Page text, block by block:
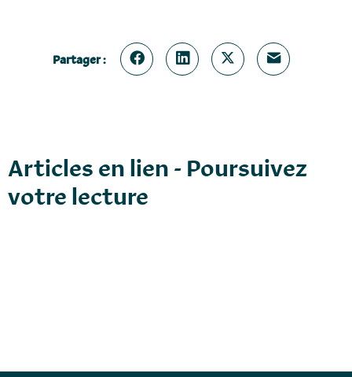
Partager :
Articles en lien - Poursuivez
votre lecture